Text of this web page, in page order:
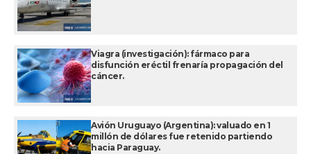
Viagra (investigación): fármaco para
disfunción eréctil frenaría propagación del
cáncer.
Avión Uruguayo (Argentina): valuado en 1
millón de dólares fue retenido partiendo
hacia Paraguay.